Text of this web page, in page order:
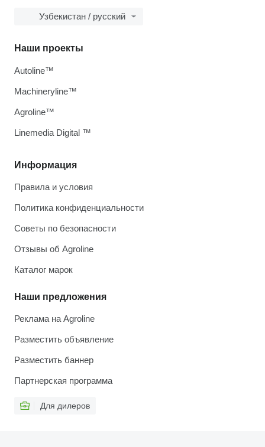
Узбекистан / русский
Информация
Правила и условия
Политика конфиденциальности
Советы по безопасности
Отзывы об Agroline
Каталог марок
Наши предложения
Реклама на Agroline
Разместить объявление
Разместить баннер
Партнерская программа
Для дилеров
Наши проекты
Autoline™
Machineryline™
Agroline™
Linemedia Digital ™